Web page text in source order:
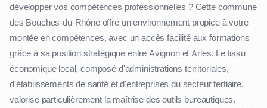
développer vos compétences professionnelles ? Cette commune
des Bouches-du-Rhône offre un environnement propice à votre
montée en compétences, avec un accès facilité aux formations
grâce à sa position stratégique entre Avignon et Arles. Le tissu
économique local, composé d'administrations territoriales,
d'établissements de santé et d'entreprises du secteur tertiaire,
valorise particulièrement la maîtrise des outils bureautiques.